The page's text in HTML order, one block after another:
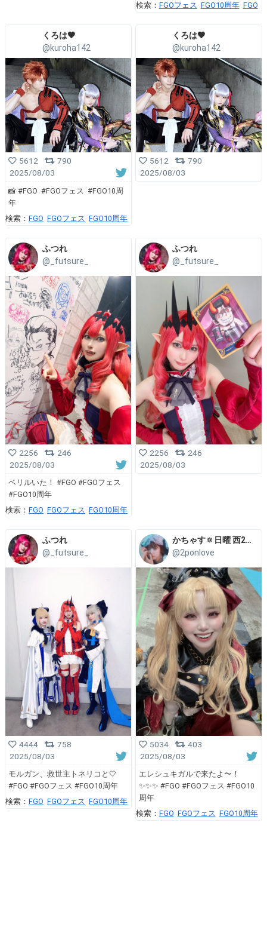
検索： FGOフェス FGO10周年 FGO
くろは🖤
@kuroha142
5612
790
2025/08/03
📸 #FGO #FGOフェス #FGO10周
年
検索： FGO FGOフェス FGO10周年
くろは🖤
@kuroha142
5612
790
2025/08/03
ふつれ
@_futsure_
2256
246
2025/08/03
ベリルいた！ #FGO #FGOフェス
#FGO10周年
検索： FGO FGOフェス FGO10周年
ふつれ
@_futsure_
2256
246
2025/08/03
ふつれ
@_futsure_
4444
758
2025/08/03
モルガン、救世主トネリコと🤍
#FGO #FGOフェス #FGO10周年
検索： FGO FGOフェス FGO10周年
かちゃす🔅日曜 西2え-48b
@2ponlove
5034
403
2025/08/03
エレシュキガルで来たよ〜！
✨✨✨ #FGO #FGOフェス #FGO10
周年
検索： FGO FGOフェス FGO10周年